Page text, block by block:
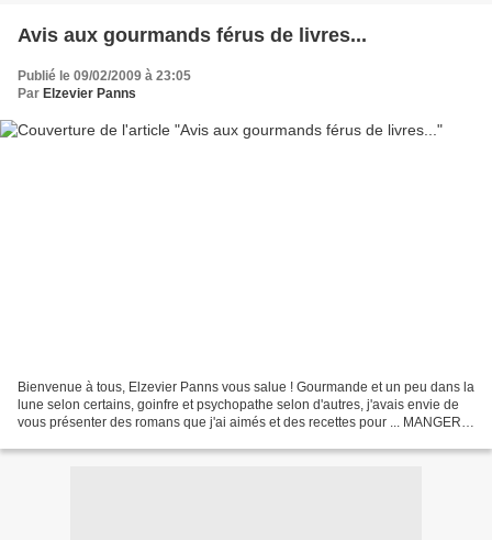
Avis aux gourmands férus de livres...
Publié le 09/02/2009 à 23:05
Par Elzevier Panns
Bienvenue à tous, Elzevier Panns vous salue ! Gourmande et un peu dans la
lune selon certains, goinfre et psychopathe selon d'autres, j'avais envie de
vous présenter des romans que j'ai aimés et des recettes pour ... MANGER !!!